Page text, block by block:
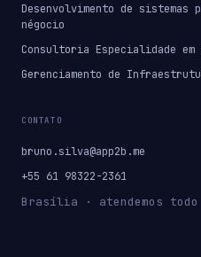
Desenvolvimento de sistemas
négocio
Consultoria Especialidade em
Gerenciamento de
CONTATO
bruno.silva@app2b.me
+55 61 98322-2361
Brasília · atendemos